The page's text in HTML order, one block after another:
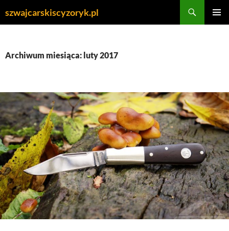
doszwajcarskiscyzoryk.pl
Archiwum miesiąca: luty 2017